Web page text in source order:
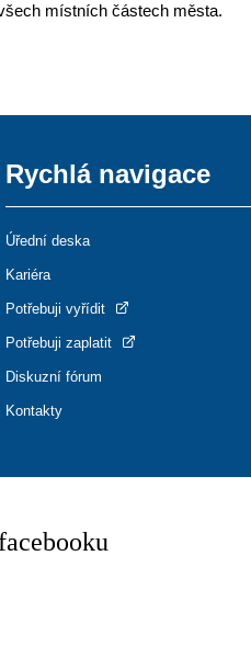
místních částech města.
Rychlá navigace
Úřední deska
Kariéra
Potřebuji vyřídit
Potřebuji zaplatit
Diskuzní fórum
Kontakty